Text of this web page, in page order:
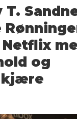
T.
og
kjære